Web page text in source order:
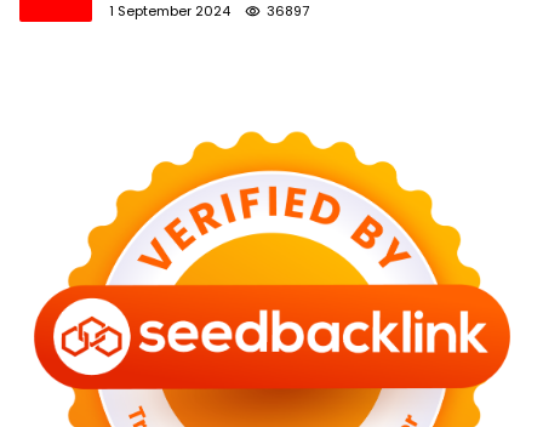
1 September 2024 36897